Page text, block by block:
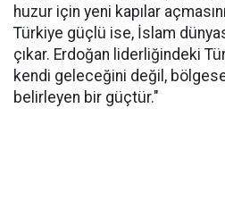
huzur için yeni kapılar
Türkiye güçlü ise, İslam
çıkar. Erdoğan liderliğindeki
kendi geleceğini değil,
belirleyen bir güçtür."